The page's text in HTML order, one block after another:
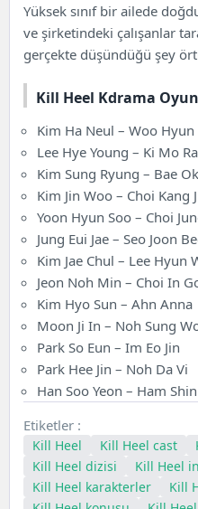
Yüksek sınıf bir ailede
ve şirketindeki çalışanlar
gerçekte düşündüğü şey
Kill Heel Kdrama
Kim Ha Neul – Woo Hyun
Lee Hye Young – Ki Mo
Kim Sung Ryung – Bae
Kim Jin Woo – Choi Kang
Yoon Hyun Soo – Choi
Jung Eui Jae – Seo Joon
Kim Jae Chul – Lee Hyun
Jeon Noh Min – Choi In
Kim Hyo Sun – Ahn Anna
Moon Ji In – Noh Sung
Park So Eun – Im Eo Jin
Park Hee Jin – Noh Da Vi
Han Soo Yeon – Ham
Etiketler :
Kill Heel Kill Heel cast
Kill Heel dizisi
Kill Heel
Kill Heel karakterler
Kill